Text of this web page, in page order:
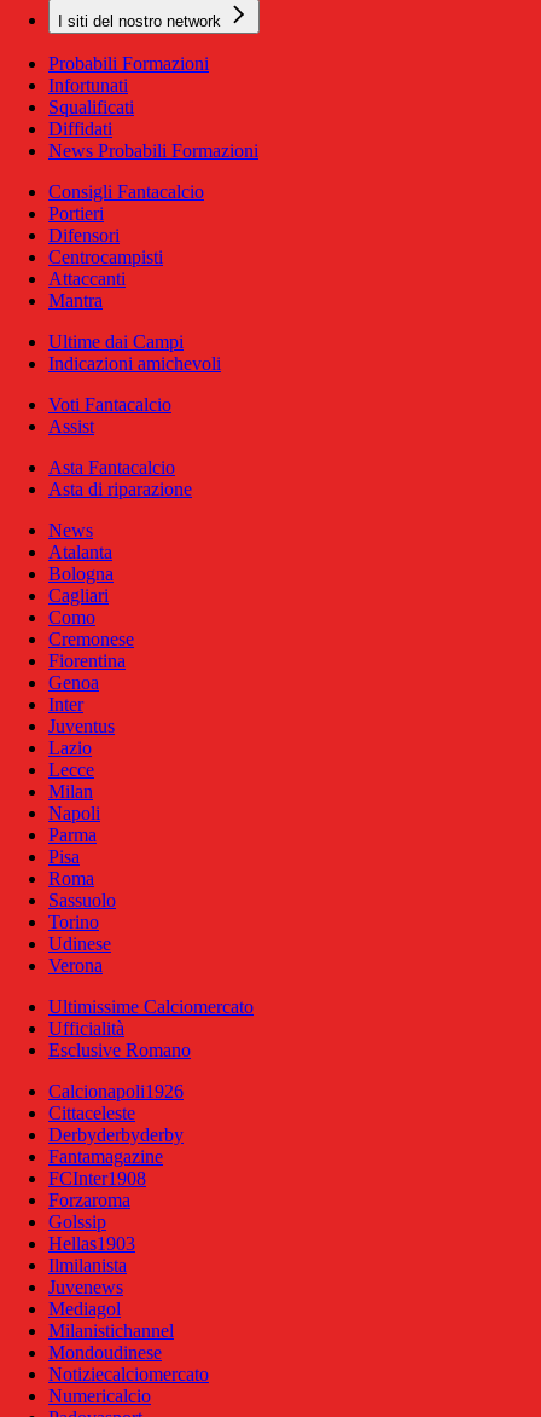
I siti del nostro network
Probabili Formazioni
Infortunati
Squalificati
Diffidati
News Probabili Formazioni
Consigli Fantacalcio
Portieri
Difensori
Centrocampisti
Attaccanti
Mantra
Ultime dai Campi
Indicazioni amichevoli
Voti Fantacalcio
Assist
Asta Fantacalcio
Asta di riparazione
News
Atalanta
Bologna
Cagliari
Como
Cremonese
Fiorentina
Genoa
Inter
Juventus
Lazio
Lecce
Milan
Napoli
Parma
Pisa
Roma
Sassuolo
Torino
Udinese
Verona
Ultimissime Calciomercato
Ufficialità
Esclusive Romano
Calcionapoli1926
Cittaceleste
Derbyderbyderby
Fantamagazine
FCInter1908
Forzaroma
Golssip
Hellas1903
Ilmilanista
Juvenews
Mediagol
Milanistichannel
Mondoudinese
Notiziecalciomercato
Numericalcio